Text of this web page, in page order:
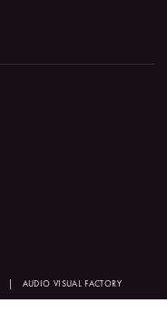
| AUDIO VISUAL FACTORY